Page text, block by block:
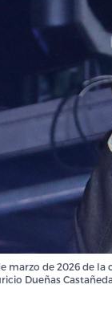
marzo de 2026 de
Dueñas